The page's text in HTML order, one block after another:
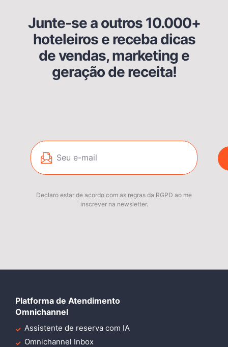
Junte-se a outros 10.000+
hoteleiros e receba dicas
de vendas, marketing e
geração de receita!
Declaro estar de acordo com as regras da RGPD ao me
inscrever na newsletter.
Platforma de Atendimento
Omnichannel
Assistente de reserva com IA
Omnichannel Inbox